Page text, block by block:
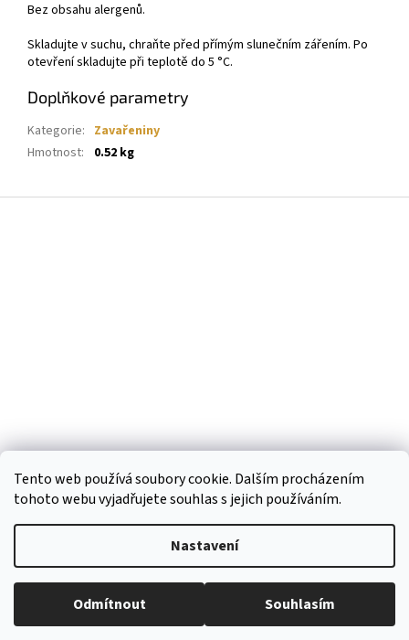
Tento web používá soubory cookie. Dalším procházením
tohoto webu vyjadřujete souhlas s jejich používáním.
Nastavení
Odmítnout Souhlasím
Bez obsahu alergenů.
Skladujte v suchu, chraňte před přímým slunečním zářením. Po
otevření skladujte při teplotě do 5 °C.
Doplňkové parametry
Kategorie: Zavařeniny
Hmotnost: 0.52 kg
Copyright 2026Regiokošík. Všechna práva vyhrazena.Upravit